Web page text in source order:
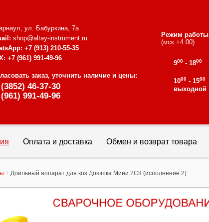
ул. Бабуркина, 7а
shop@altay-instrument.ru
+7 (913) 210-55-35
+7 (961) 991-49-96
заказ, уточнить наличие и цены:
46-37-30
991-49-96
Режим работы
(мск +4:00)
900 - 1800
1000 - 1500
выходной
Оплата и доставка Обмен и возврат товара
/ Доильный аппарат для коз Доюшка Мини 2СК (исполнение 2)